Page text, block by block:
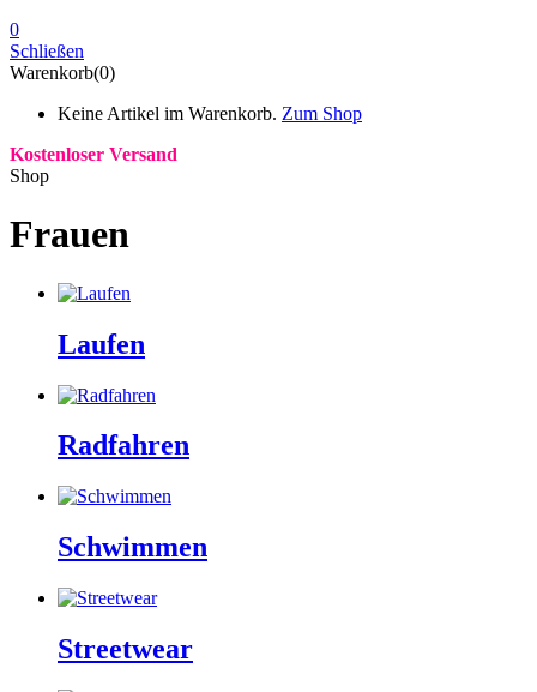
0
Schließen
Warenkorb(0)
Keine Artikel im Warenkorb. Zum Shop
Kostenloser Versand
Shop
Frauen
Laufen
Radfahren
Schwimmen
Streetwear